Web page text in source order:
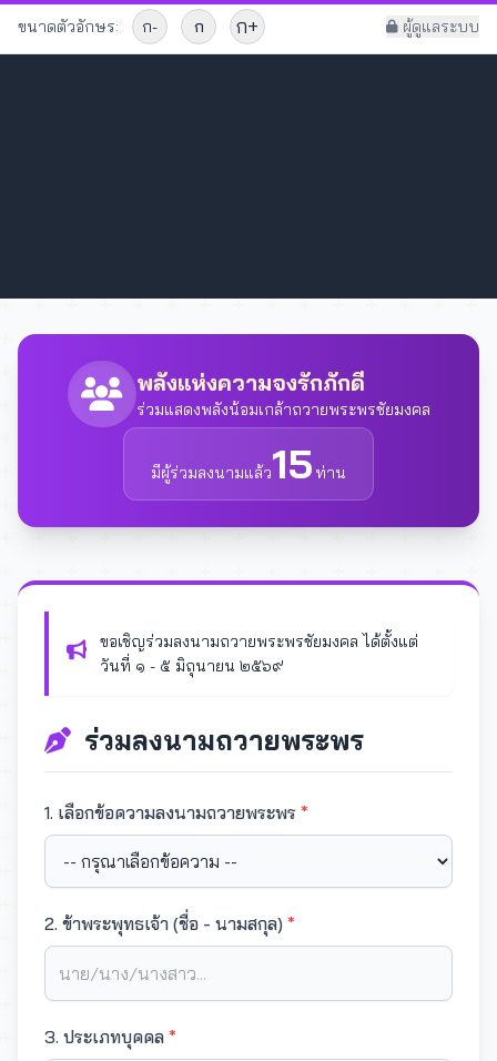
ขนาดตัวอักษร: ก- ก ก+ ผู้ดูแลระบบ
พลังแห่งความจงรักภักดี
ร่วมแสดงพลังน้อมเกล้าถวายพระพรชัยมงคล
มีผู้ร่วมลงนามแล้ว15 ท่าน
ขอเชิญร่วมลงนามถวายพระพรชัยมงคล ได้ตั้งแต่
วันที่ ๑ - ๕ มิถุนายน ๒๕๖๙
ร่วมลงนามถวายพระพร
1. เลือกข้อความลงนามถวายพระพร *
2. ข้าพระพุทธเจ้า (ชื่อ - นามสกุล) *
3. ประเภทบุคคล *